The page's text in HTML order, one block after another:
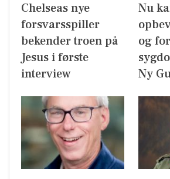
Chelseas nye
forsvarsspiller
bekender troen på
Jesus i første
interview
Nu
og
Ny